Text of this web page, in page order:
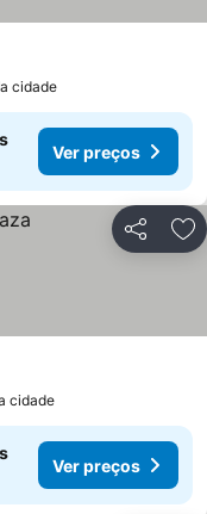
cidade
Ver preços
Partilhar
cidade
Ver preços